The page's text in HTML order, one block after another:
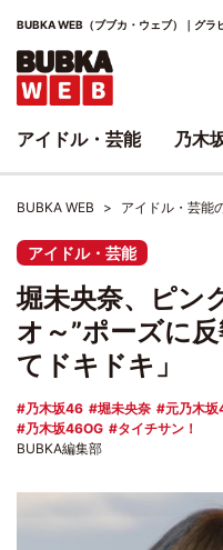
BUBKA WEB（ブブカ・ウェブ）｜グラ
BUBKA WEB アイドル・芸能
アイドル・芸能
堀未央奈、ピン
オ～”ポーズに
てドキドキ」
乃木坂46 堀未央奈 元乃木
乃木坂46OG
タイチサン！
BUBKA編集部
アイドル・芸能 乃木